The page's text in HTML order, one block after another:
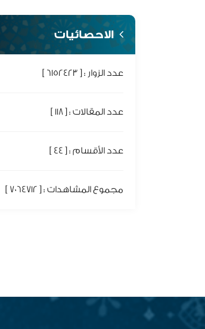
الاحصائيات
عدد الزوار : [ 6152423 ]
عدد المقالات : [ 118 ]
عدد الأقسام : [ 44 ]
مجموع المشاهدات : [ 7064712 ]